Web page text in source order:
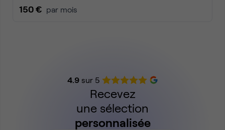
150 € par mois
4.9sur 5
Recevez
une sélection
personnalisée